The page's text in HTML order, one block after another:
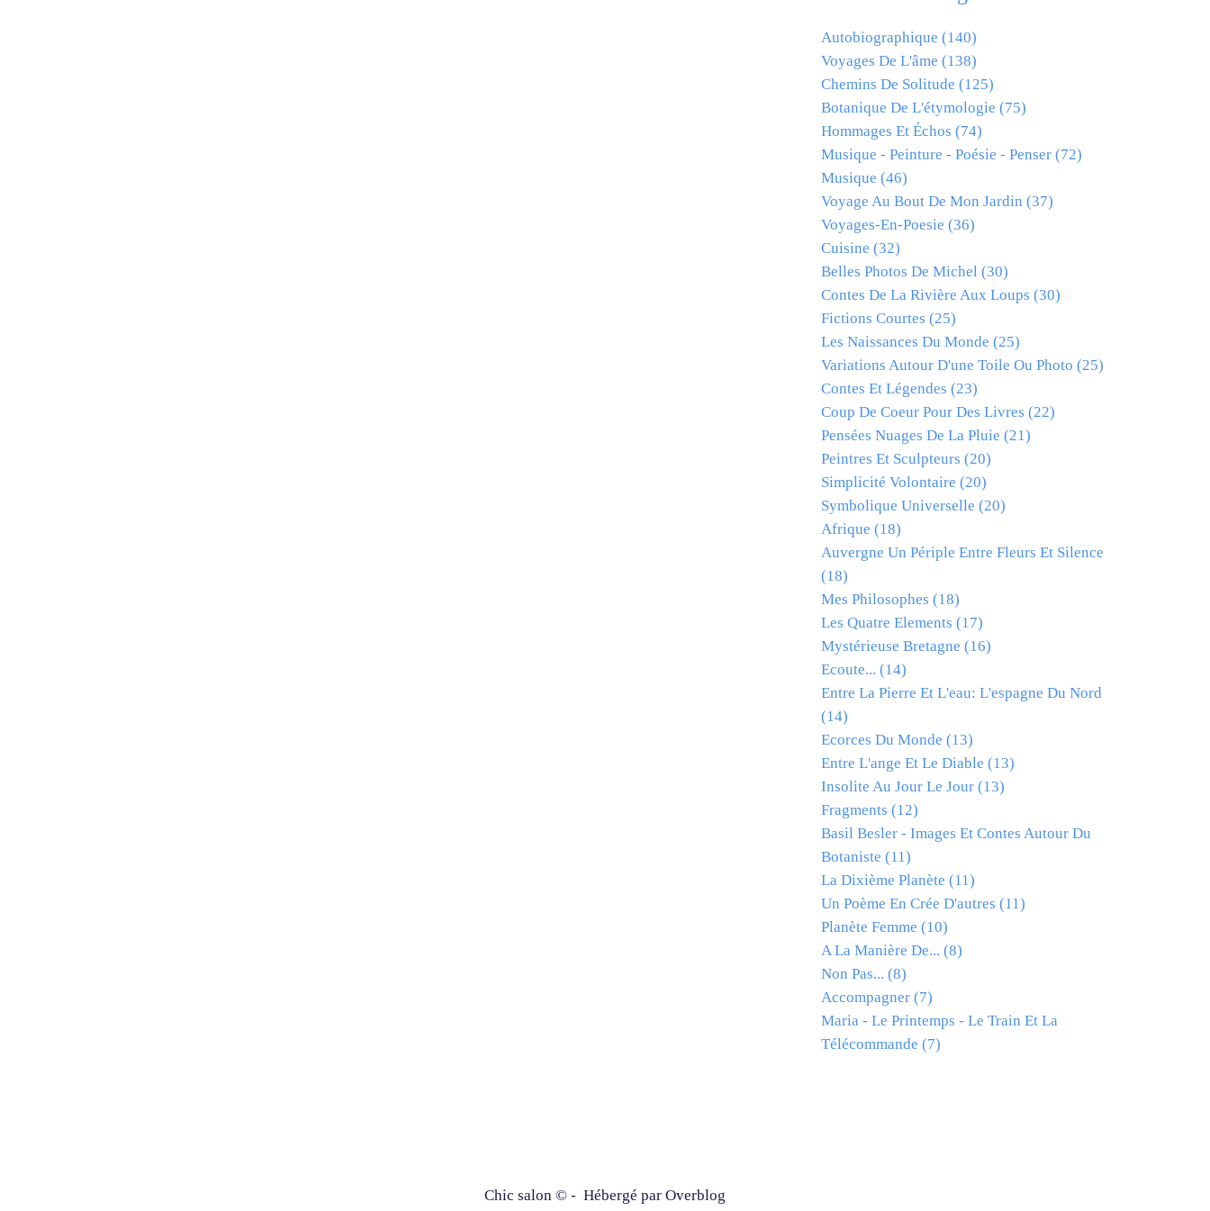
Autobiographique (140)
Voyages De L'âme (138)
Chemins De Solitude (125)
Botanique De L'étymologie (75)
Hommages Et Échos (74)
Musique - Peinture - Poésie - Penser (72)
Musique (46)
Voyage Au Bout De Mon Jardin (37)
Voyages-En-Poesie (36)
Cuisine (32)
Belles Photos De Michel (30)
Contes De La Rivière Aux Loups (30)
Fictions Courtes (25)
Les Naissances Du Monde (25)
Variations Autour D'une Toile Ou Photo (25)
Contes Et Légendes (23)
Coup De Coeur Pour Des Livres (22)
Pensées Nuages De La Pluie (21)
Peintres Et Sculpteurs (20)
Simplicité Volontaire (20)
Symbolique Universelle (20)
Afrique (18)
Auvergne Un Périple Entre Fleurs Et Silence
(18)
Mes Philosophes (18)
Les Quatre Elements (17)
Mystérieuse Bretagne (16)
Ecoute... (14)
Entre La Pierre Et L'eau: L'espagne Du Nord
(14)
Ecorces Du Monde (13)
Entre L'ange Et Le Diable (13)
Insolite Au Jour Le Jour (13)
Fragments (12)
Basil Besler - Images Et Contes Autour Du
Botaniste (11)
La Dixième Planète (11)
Un Poème En Crée D'autres (11)
Planète Femme (10)
A La Manière De... (8)
Non Pas... (8)
Accompagner (7)
Maria - Le Printemps - Le Train Et La
Télécommande (7)
Chic salon © - Hébergé par Overblog